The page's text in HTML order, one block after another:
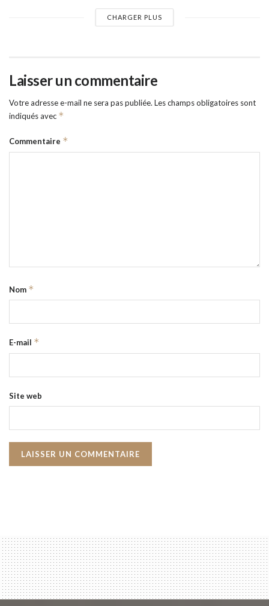
CHARGER PLUS
Laisser un commentaire
Votre adresse e-mail ne sera pas publiée. Les champs obligatoires sont
indiqués avec *
Commentaire *
Nom *
E-mail *
Site web